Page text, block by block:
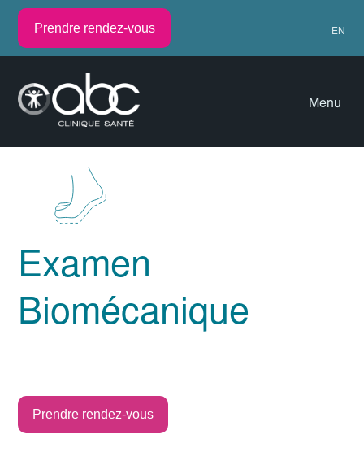
Prendre rendez-vous EN
Menu
Examen
Biomécanique
Prendre rendez-vous